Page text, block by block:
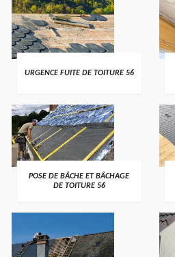
>
URGENCE FUITE DE TOITURE 56
>
POSE DE BÂCHE ET BÂCHAGE
DE TOITURE 56